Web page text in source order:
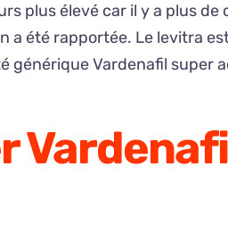
plus élevé car il y a plus
a été rapportée. Le levitra
générique Vardenafil super